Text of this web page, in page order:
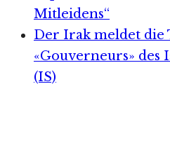
Mitleidens“
Der Irak meldet die
«Gouverneurs» des
(IS)